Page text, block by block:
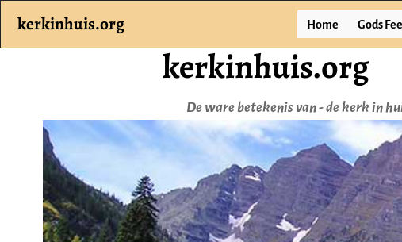
kerkinhuis.org
De ware betekenis van - de kerk in
kerkinhuis.org Home Gods